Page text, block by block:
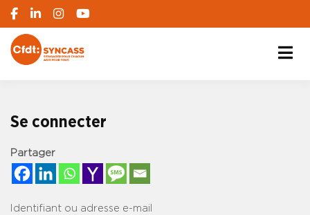
Se connecter
Partager
Identifiant ou adresse e-mail